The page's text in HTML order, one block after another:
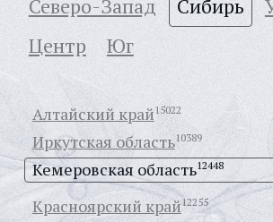
Северо-Запад
Сибирь
Центр
Юг
Алтайский край15022
Иркутская область10389
Кемеровская область12448
Красноярский край12255